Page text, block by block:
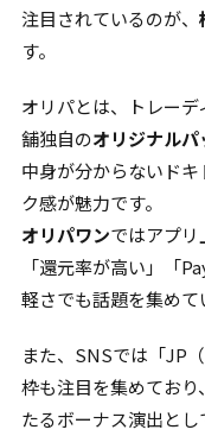
注目されているのが、
す。
オリパとは、トレー
舗独自のオリジナルパ
中身が分からないド
ク感が魅力です。
オリパワンではアプリ
「還元率が高い」「
軽さでも話題を集めて
また、SNSでは「JP
枠も注目を集めてお
たるボーナス演出と